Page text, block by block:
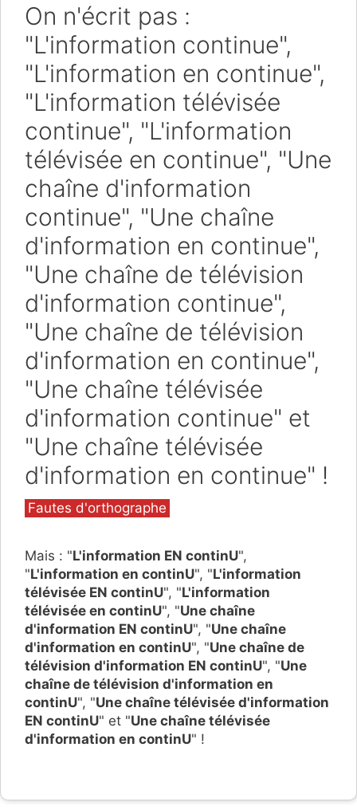
On n'écrit pas :
"L'information continue",
"L'information en continue",
"L'information télévisée
continue", "L'information
télévisée en continue", "Une
chaîne d'information
continue", "Une chaîne
d'information en continue",
"Une chaîne de télévision
d'information continue",
"Une chaîne de télévision
d'information en continue",
"Une chaîne télévisée
d'information continue" et
"Une chaîne télévisée
d'information en continue" !
Catégories
Fautes d'orthographe
Mais : "L'information EN continU",
"L'information en continU", "L'information
télévisée EN continU", "L'information
télévisée en continU", "Une chaîne
d'information EN continU", "Une chaîne
d'information en continU", "Une chaîne de
télévision d'information EN continU", "Une
chaîne de télévision d'information en
continU", "Une chaîne télévisée d'information
EN continU" et "Une chaîne télévisée
d'information en continU" !